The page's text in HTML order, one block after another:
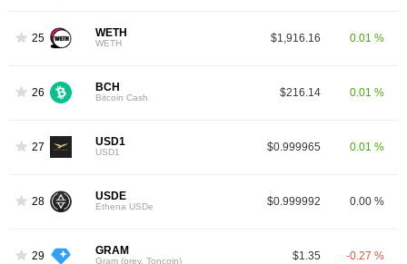
25 WETH
WETH $1,916.16 0.01 %
26 BCH
Bitcoin Cash $216.14 0.01 %
27 USD1
USD1 $0.999965 0.01 %
28 USDE
Ethena USDe $0.999992 0.00 %
29 GRAM
Gram (prev. Toncoin) $1.35 -0.27 %